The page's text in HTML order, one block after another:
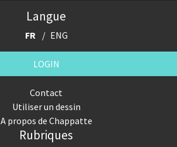
Langue
FR ENG
LOGIN
Contact
Utiliser un dessin
A propos de Chappatte
Rubriques